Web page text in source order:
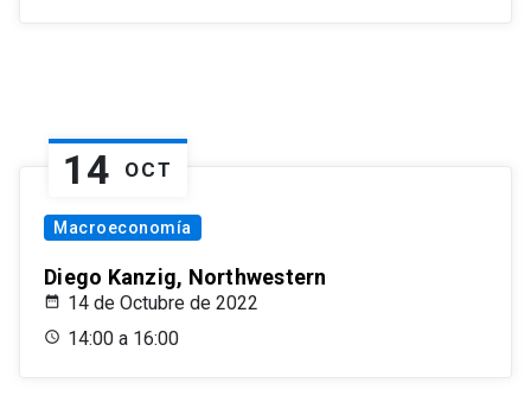
14 OCT
Macroeconomía
Diego Kanzig, Northwestern
14 de Octubre de 2022
14:00 a 16:00